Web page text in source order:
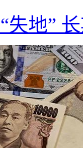
失地”